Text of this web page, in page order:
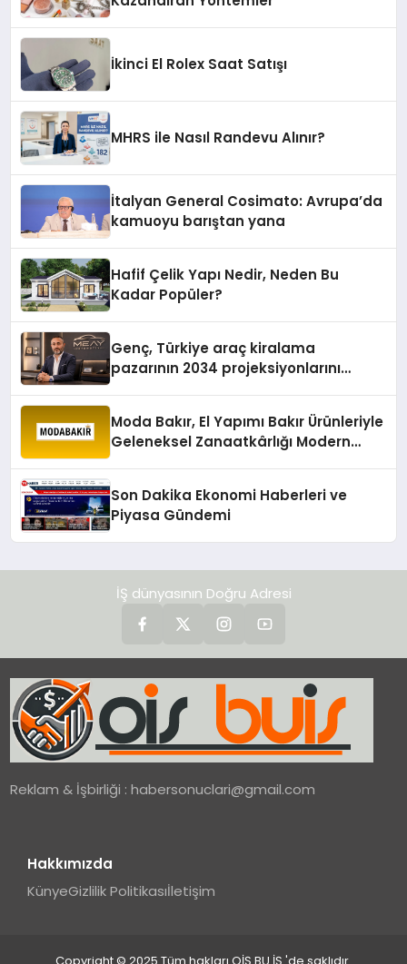
İkinci El Rolex Saat Satışı
MHRS ile Nasıl Randevu Alınır?
İtalyan General Cosimato: Avrupa’da
kamuoyu barıştan yana
Hafif Çelik Yapı Nedir, Neden Bu
Kadar Popüler?
Genç, Türkiye araç kiralama
pazarının 2034 projeksiyonlarını
Moda Bakır, El Yapımı Bakır Ürünleriyle
Geleneksel Zanaatkârlığı Modern
Son Dakika Ekonomi Haberleri ve
Piyasa Gündemi
İŞ dünyasının Doğru Adresi
Reklam & İşbirliği :habersonuclari@gmail.com
Hakkımızda
KünyeGizlilik Politikasıİletişim